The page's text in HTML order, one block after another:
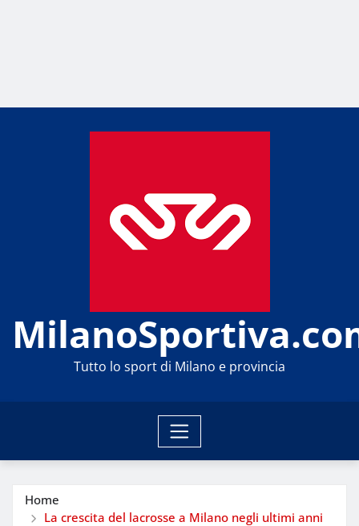
Tutto lo sport di Milano e provincia
Home
La crescita del lacrosse a Milano negli ultimi anni